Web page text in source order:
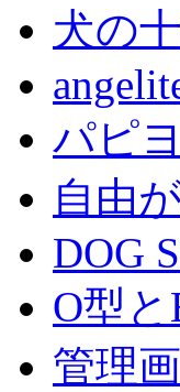
犬の
パピ
自由
DOG
O型
管理